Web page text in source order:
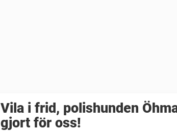
Vila i frid, polishunden
gjort för oss!